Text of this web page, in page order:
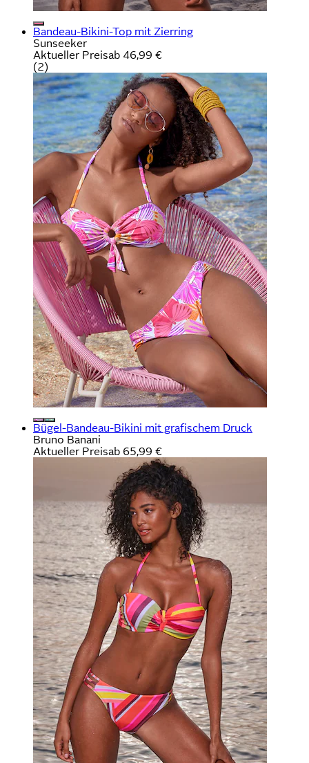
Bandeau-Bikini-Top mit Zierring
Sunseeker
Aktueller Preisab 46,99 €
(2)
Bügel-Bandeau-Bikini mit grafischem Druck
Bruno Banani
Aktueller Preisab 65,99 €